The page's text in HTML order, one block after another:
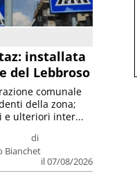
installata
del Lebbroso
di
Bianchet
il 07/08/2026
comunale
della zona;
e ulteriori inter...